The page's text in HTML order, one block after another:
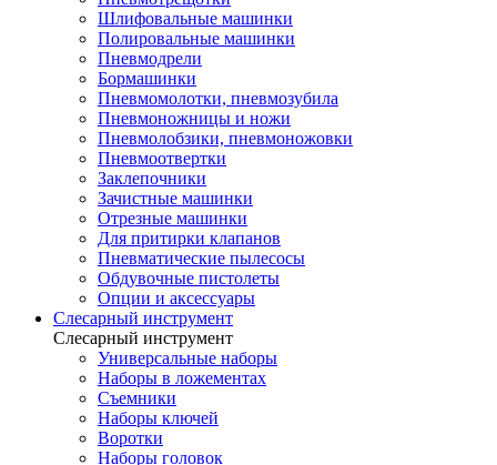
Шлифовальные машинки
Полировальные машинки
Пневмодрели
Бормашинки
Пневмомолотки, пневмозубила
Пневмоножницы и ножи
Пневмолобзики, пневмоножовки
Пневмоотвертки
Заклепочники
Зачистные машинки
Отрезные машинки
Для притирки клапанов
Пневматические пылесосы
Обдувочные пистолеты
Опции и аксессуары
Слесарный инструмент
Слесарный инструмент
Универсальные наборы
Наборы в ложементах
Съемники
Наборы ключей
Воротки
Наборы головок